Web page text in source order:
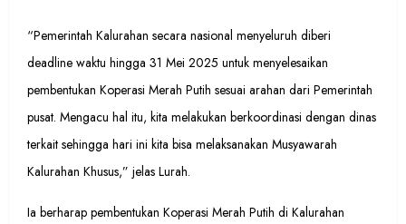
“Pemerintah Kalurahan secara nasional menyeluruh diberi
deadline waktu hingga 31 Mei 2025 untuk menyelesaikan
pembentukan Koperasi Merah Putih sesuai arahan dari Pemerintah
pusat. Mengacu hal itu, kita melakukan berkoordinasi dengan dinas
terkait sehingga hari ini kita bisa melaksanakan Musyawarah
Kalurahan Khusus,” jelas Lurah.
Ia berharap pembentukan Koperasi Merah Putih di Kalurahan